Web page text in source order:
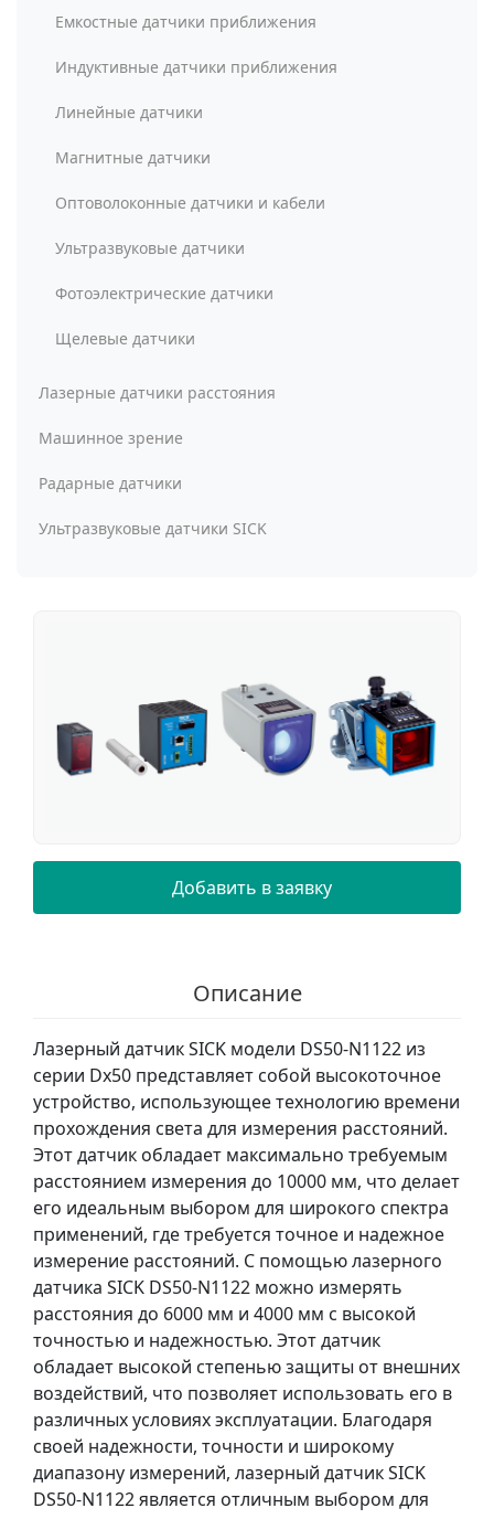
Емкостные датчики приближения
Индуктивные датчики приближения
Линейные датчики
Магнитные датчики
Оптоволоконные датчики и кабели
Ультразвуковые датчики
Фотоэлектрические датчики
Щелевые датчики
Лазерные датчики расстояния
Машинное зрение
Радарные датчики
Ультразвуковые датчики SICK
Добавить в заявку
Описание
Лазерный датчик SICK модели DS50-N1122 из
серии Dx50 представляет собой высокоточное
устройство, использующее технологию времени
прохождения света для измерения расстояний.
Этот датчик обладает максимально требуемым
расстоянием измерения до 10000 мм, что делает
его идеальным выбором для широкого спектра
применений, где требуется точное и надежное
измерение расстояний. С помощью лазерного
датчика SICK DS50-N1122 можно измерять
расстояния до 6000 мм и 4000 мм с высокой
точностью и надежностью. Этот датчик
обладает высокой степенью защиты от внешних
воздействий, что позволяет использовать его в
различных условиях эксплуатации. Благодаря
своей надежности, точности и широкому
диапазону измерений, лазерный датчик SICK
DS50-N1122 является отличным выбором для